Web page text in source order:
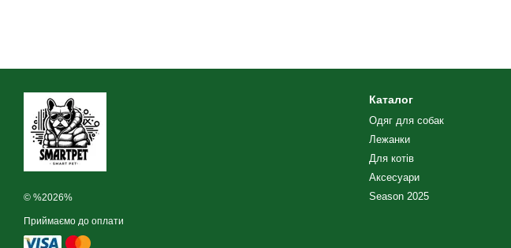
© %2026%
Приймаємо до оплати
Каталог
Одяг для собак
Лежанки
Для котів
Аксесуари
Season 2025